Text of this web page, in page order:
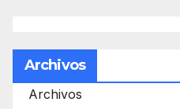
Archivos
Archivos